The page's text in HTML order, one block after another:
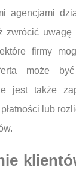
agencjami
zwrócić uwagę
firmy
może być
jest także
lub